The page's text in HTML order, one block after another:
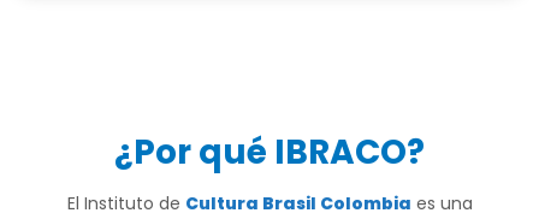
¿Por qué IBRACO?
El Instituto de Cultura Brasil Colombia es una